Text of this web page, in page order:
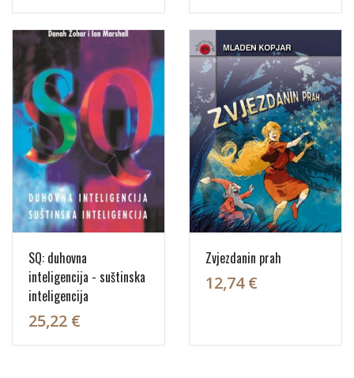
SQ: duhovna
inteligencija - suštinska
inteligencija
25,22 €
Zvjezdanin prah
12,74 €